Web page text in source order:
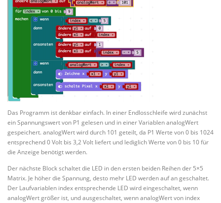
Das Programm ist denkbar einfach. In einer Endlosschleife wird zunächst
ein Spannungswert von P1 gelesen und in einer Variablen analogWert
gespeichert. analogWert wird durch 101 geteilt, da P1 Werte von 0 bis 1024
entsprechend 0 Volt bis 3,2 Volt liefert und lediglich Werte von 0 bis 10 für
die Anzeige benötigt werden.
Der nächste Block schaltet die LED in den ersten beiden Reihen der 5×5
Matrix. Je höher die Spannung, desto mehr LED werden auf an geschaltet.
Der Laufvariablen index entsprechende LED wird eingeschaltet, wenn
analogWert größer ist, und ausgeschaltet, wenn analogWert von index